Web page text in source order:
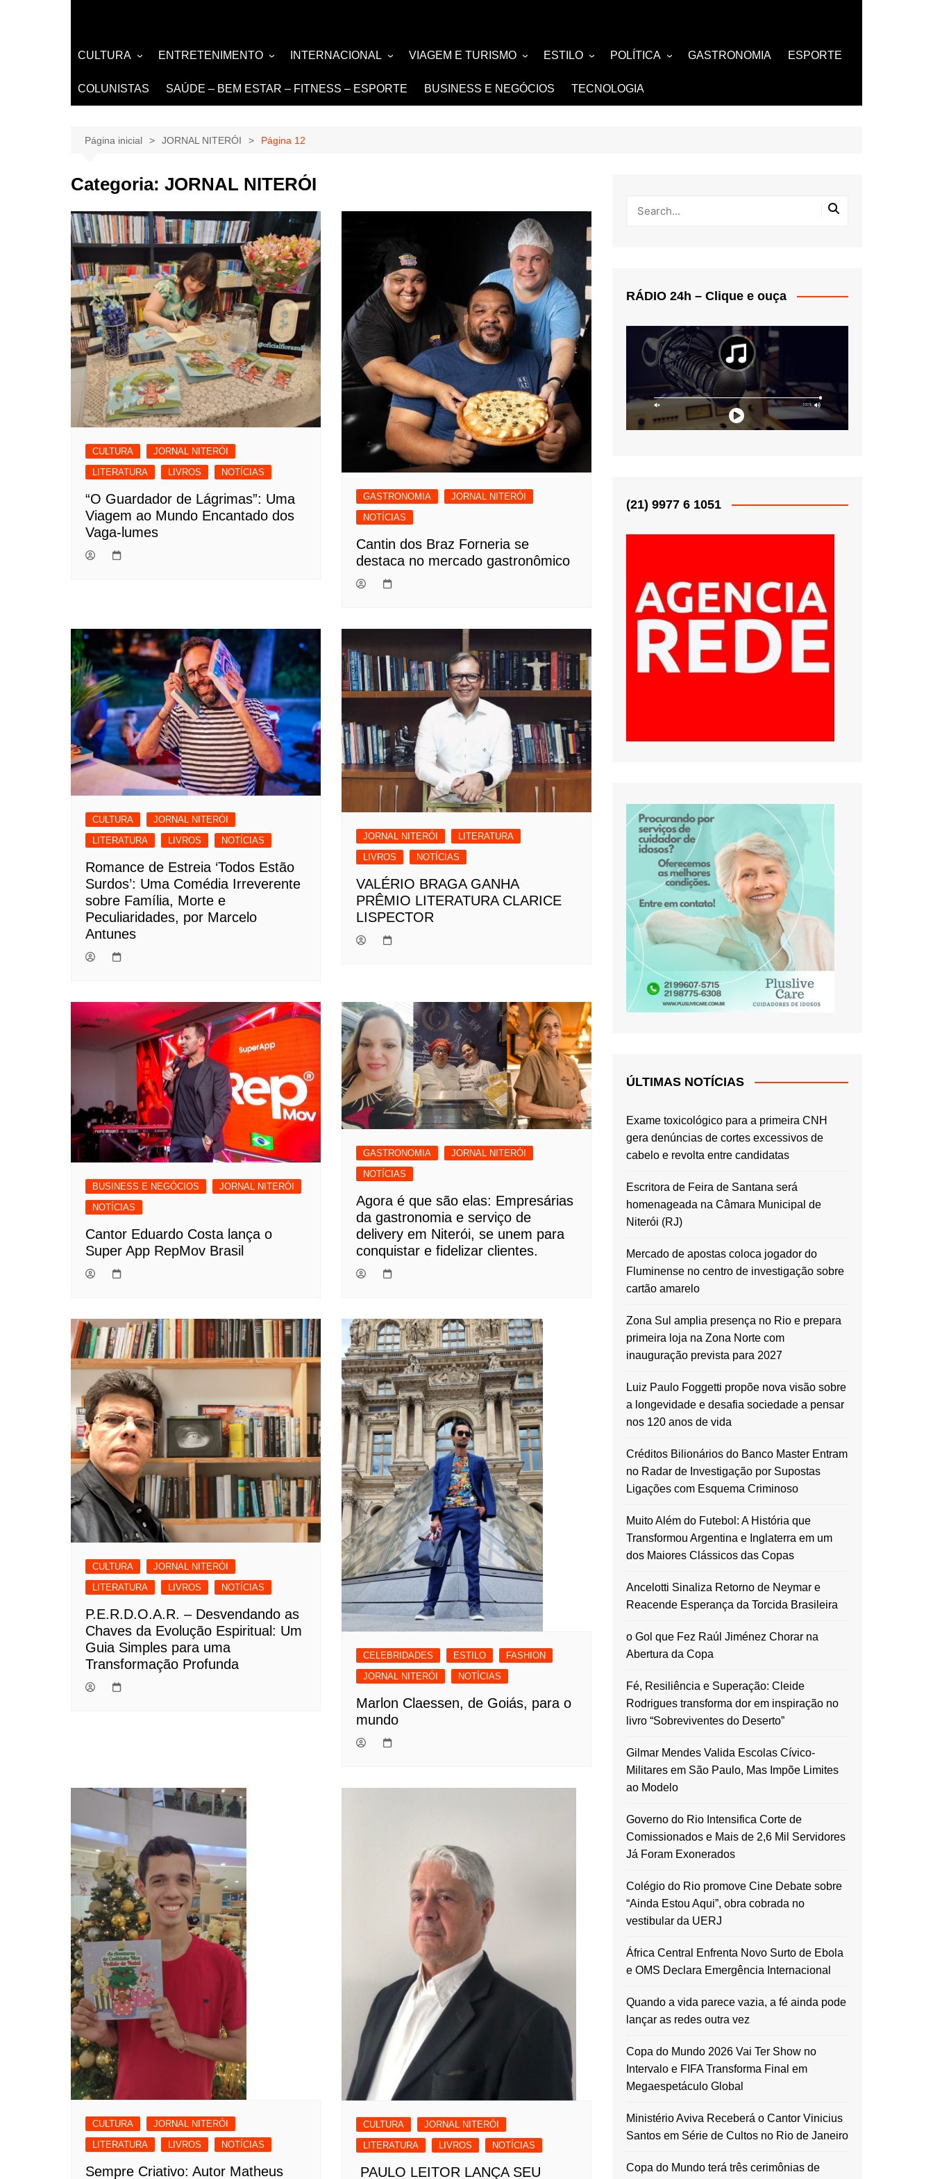
CULTURA
LITERATURA
LIVROS
INTERNET
ENTRETENIMENTO
MÚSICA
EVENTOS E SHOWS
INTERNACIONAL
NOTÍCIA
DESIGN e ARQUITETURA
VIAGEM E TURISMO
TURISMO
ESTILO
MODA E BELEZA
NOIVAS e DEBUTANTES
POLÍTICA
FAMOSOS
GASTRONOMIA ESPORTE
COLUNISTAS SAÚDE – BEM ESTAR – FITNESS – ESPORTE BUSINESS E NEGÓCIOS TECNOLOGIA
Página inicial JORNAL NITERÓI Página 12
Categoria: JORNAL NITERÓI
CULTURA
JORNAL NITERÓI
LITERATURA
LIVROS NOTÍCIAS
“O Guardador de Lágrimas”: Uma
Viagem ao Mundo Encantado dos
Vaga-lumes
GASTRONOMIA
JORNAL NITERÓI
NOTÍCIAS
Cantin dos Braz Forneria se
destaca no mercado gastronômico
CULTURA
JORNAL NITERÓI
LITERATURA
LIVROS NOTÍCIAS
Romance de Estreia ‘Todos Estão
Surdos’: Uma Comédia Irreverente
sobre Família, Morte e
Peculiaridades, por Marcelo
Antunes
JORNAL NITERÓI
LITERATURA
LIVROS
NOTÍCIAS
VALÉRIO BRAGA GANHA
PRÊMIO LITERATURA CLARICE
LISPECTOR
BUSINESS E NEGÓCIOS
JORNAL NITERÓI
NOTÍCIAS
Cantor Eduardo Costa lança o
Super App RepMov Brasil
GASTRONOMIA
JORNAL NITERÓI
NOTÍCIAS
Agora é que são elas: Empresárias
da gastronomia e serviço de
delivery em Niterói, se unem para
conquistar e fidelizar clientes.
CULTURA
JORNAL NITERÓI
LITERATURA
LIVROS NOTÍCIAS
P.E.R.D.O.A.R. – Desvendando as
Chaves da Evolução Espiritual: Um
Guia Simples para uma
Transformação Profunda
CELEBRIDADES ESTILO
FASHION
JORNAL NITERÓI
NOTÍCIAS
Marlon Claessen, de Goiás, para o
mundo
CULTURA
JORNAL NITERÓI
LITERATURA
LIVROS NOTÍCIAS
Sempre Criativo: Autor Matheus
CULTURA
JORNAL NITERÓI
LITERATURA
LIVROS NOTÍCIAS
PAULO LEITOR LANÇA SEU
RÁDIO 24h – Clique e ouça
(21) 9977 6 1051
ÚLTIMAS NOTÍCIAS
Exame toxicológico para a primeira CNH
gera denúncias de cortes excessivos de
cabelo e revolta entre candidatas
Escritora de Feira de Santana será
homenageada na Câmara Municipal de
Niterói (RJ)
Mercado de apostas coloca jogador do
Fluminense no centro de investigação sobre
cartão amarelo
Zona Sul amplia presença no Rio e prepara
primeira loja na Zona Norte com
inauguração prevista para 2027
Luiz Paulo Foggetti propõe nova visão sobre
a longevidade e desafia sociedade a pensar
nos 120 anos de vida
Créditos Bilionários do Banco Master Entram
no Radar de Investigação por Supostas
Ligações com Esquema Criminoso
Muito Além do Futebol: A História que
Transformou Argentina e Inglaterra em um
dos Maiores Clássicos das Copas
Ancelotti Sinaliza Retorno de Neymar e
Reacende Esperança da Torcida Brasileira
o Gol que Fez Raúl Jiménez Chorar na
Abertura da Copa
Fé, Resiliência e Superação: Cleide
Rodrigues transforma dor em inspiração no
livro “Sobreviventes do Deserto”
Gilmar Mendes Valida Escolas Cívico-
Militares em São Paulo, Mas Impõe Limites
ao Modelo
Governo do Rio Intensifica Corte de
Comissionados e Mais de 2,6 Mil Servidores
Já Foram Exonerados
Colégio do Rio promove Cine Debate sobre
“Ainda Estou Aqui”, obra cobrada no
vestibular da UERJ
África Central Enfrenta Novo Surto de Ebola
e OMS Declara Emergência Internacional
Quando a vida parece vazia, a fé ainda pode
lançar as redes outra vez
Copa do Mundo 2026 Vai Ter Show no
Intervalo e FIFA Transforma Final em
Megaespetáculo Global
Ministério Aviva Receberá o Cantor Vinicius
Santos em Série de Cultos no Rio de Janeiro
Copa do Mundo terá três cerimônias de